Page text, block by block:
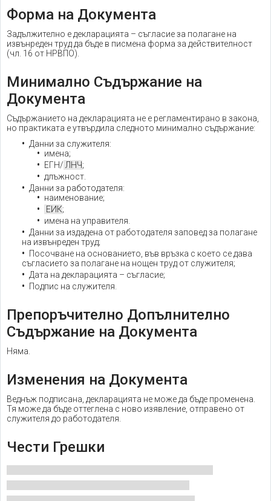
Форма на Документа
Задължително е декларацията – съгласие за полагане на
извънреден труд да бъде в писмена форма за действителност
(чл. 16 от НРВПО).
Минимално Съдържание на
Документа
Съдържанието на декларацията не е регламентирано в закона,
но практиката е утвърдила следното минимално съдържание:
Данни за служителя:
имена;
ЕГН/ЛНЧ;
длъжност.
Данни за работодателя:
наименование;
ЕИК;
имена на управителя.
Данни за издадена от работодателя заповед за полагане
на извънреден труд;
Посочване на основанието, във връзка с което се дава
съгласието за полагане на нощен труд от служителя;
Дата на декларацията – съгласие;
Подпис на служителя.
Препоръчително Допълнително
Съдържание на Документа
Няма.
Изменения на Документа
Веднъж подписана, декларацията не може да бъде променена.
Тя може да бъде оттеглена с ново изявление, отправено от
служителя до работодателя.
Чести Грешки